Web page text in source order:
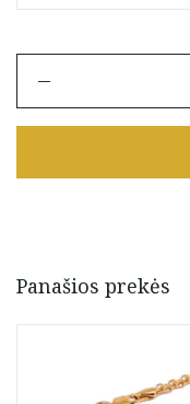
Geltono
su
44
cm
Panašios prekės